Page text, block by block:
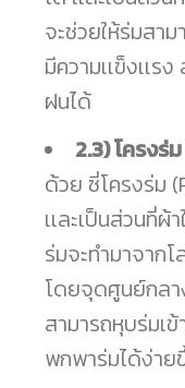
จะช่วยให้ร่มสา
มีความเเข็งเเร
ฝนได้
2.3) โครงร่
ด้วย ซี่โครงร่ม
เเละเป็นส่วนที่
ร่มจะทำมาจาก
โดยจุดศูนย์กลา
สามารถหุบร่มเ
พกพาร่มได้ง่าย